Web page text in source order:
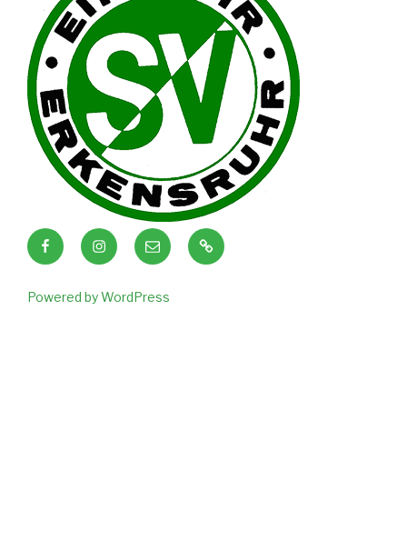
FacebookInstagram
E-
Mail
Strava
Powered by WordPress